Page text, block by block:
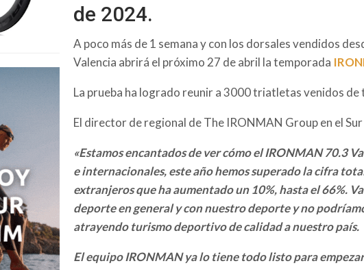
de 2024.
A poco más de 1 semana y con los dorsales vendidos
Valencia abrirá el próximo 27 de abril la temporada
La prueba ha logrado reunir a 3000 triatletas venidos de
El director de regional de The IRONMAN Group en el
«Estamos encantados de ver cómo el IRONMAN 70.3
e internacionales, este año hemos superado la cifra
extranjeros que ha aumentado un 10%, hasta el 66%.
deporte en general y con nuestro deporte y no
atrayendo turismo deportivo de calidad a nuestro país.
El equipo IRONMAN ya lo tiene todo listo para